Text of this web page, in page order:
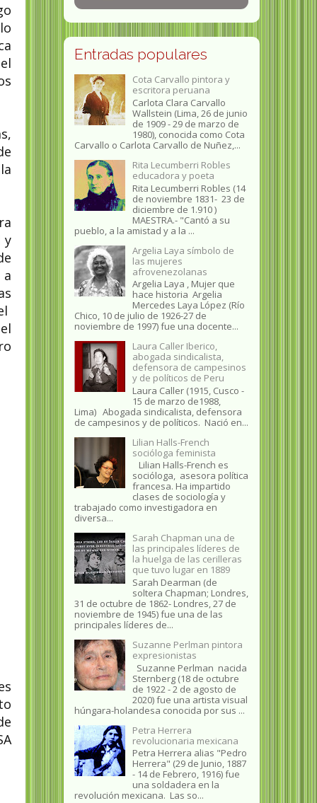
y
Entradas populares
Cota Carvallo pintora y
escritora peruana
Carlota Clara Carvallo
Wallstein (Lima, 26 de junio
de 1909 - 29 de marzo de
1980), conocida como Cota
Carvallo o Carlota Carvallo de Nuñez,...
Rita Lecumberri Robles
educadora y poeta
Rita Lecumberri Robles (14
de noviembre 1831- 23 de
diciembre de 1.910 )
MAESTRA.- "Cantó a su
pueblo, a la amistad y a la ...
Argelia Laya símbolo de
las mujeres
afrovenezolanas
Argelia Laya , Mujer que
hace historia Argelia
Mercedes Laya López (Río
Chico, 10 de julio de 1926-27 de
noviembre de 1997) fue una docente...
Laura Caller Iberico,
abogada sindicalista,
defensora de campesinos
y de políticos de Peru
Laura Caller (1915, Cusco -
15 de marzo de1988,
Lima) Abogada sindicalista, defensora
de campesinos y de políticos. Nació en...
Lilian Halls-French
socióloga feminista
Lilian Halls-French es
socióloga, asesora política
francesa. Ha impartido
clases de sociología y
trabajado como investigadora en
diversa...
Sarah Chapman una de
las principales líderes de
la huelga de las cerilleras
que tuvo lugar en 1889
Sarah Dearman (de
soltera Chapman; Londres,
31 de octubre de 1862​- Londres, 27 de
noviembre de 1945)​ fue una de las
principales líderes de...
Suzanne Perlman pintora
expresionistas
Suzanne Perlman nacida
Sternberg (18 de octubre
de 1922 - 2 de agosto de
2020) fue una artista visual
húngara-holandesa conocida por sus ...
Petra Herrera
revolucionaria mexicana
Petra Herrera alias "Pedro
Herrera" (29 de Junio, 1887
- 14 de Febrero, 1916) fue
una soldadera en la
revolución mexicana. Las so...